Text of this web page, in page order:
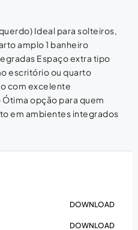
Ideal para solteiros,
amplo 1 banheiro
Espaço extra tipo
escritório ou quarto
com excelente
opção para quem
em ambientes integrados
DOWNLOAD
DOWNLOAD